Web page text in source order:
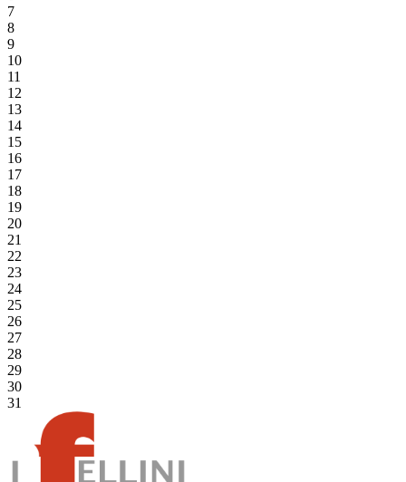
7
8
9
10
11
12
13
14
15
16
17
18
19
20
21
22
23
24
25
26
27
28
29
30
31